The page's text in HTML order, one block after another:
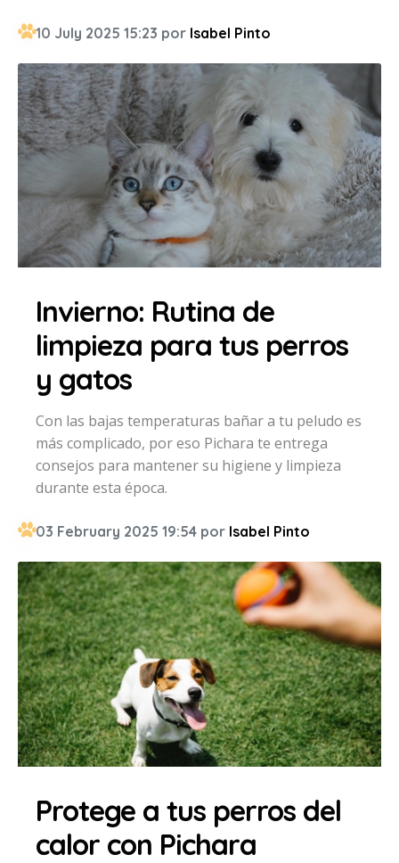
10 July 2025 15:23 por Isabel Pinto
Invierno: Rutina de
limpieza para tus perros
y gatos
Con las bajas temperaturas bañar a tu peludo es
más complicado, por eso Pichara te entrega
consejos para mantener su higiene y limpieza
durante esta época.
03 February 2025 19:54 por Isabel Pinto
Protege a tus perros del
calor con Pichara